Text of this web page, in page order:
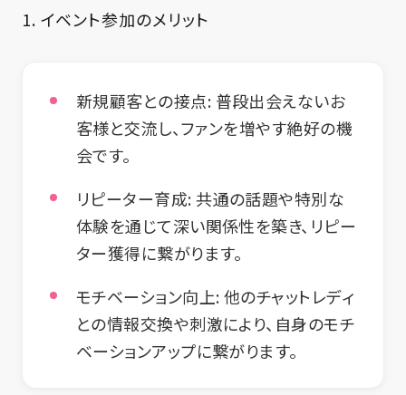
1. イベント参加のメリット
新規顧客との接点: 普段出会えないお
客様と交流し、ファンを増やす絶好の機
会です。
リピーター育成:共通の話題や特別な
体験を通じて深い関係性を築き、リピー
ター獲得に繋がります。
モチベーション向上:他のチャットレディ
との情報交換や刺激により、自身のモチ
ベーションアップに繋がります。